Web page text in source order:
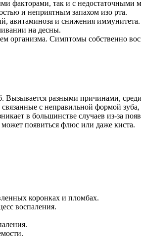
факторами, так и с
и неприятным запахом изо рта.
авитаминоза и снижения
на десны.
организма. Симптомы собственно
Вызывается разными причинами,
с неправильной формой
в большинстве случаев из-за
появиться флюс или даже киста.
коронках и пломбах.
воспаления.